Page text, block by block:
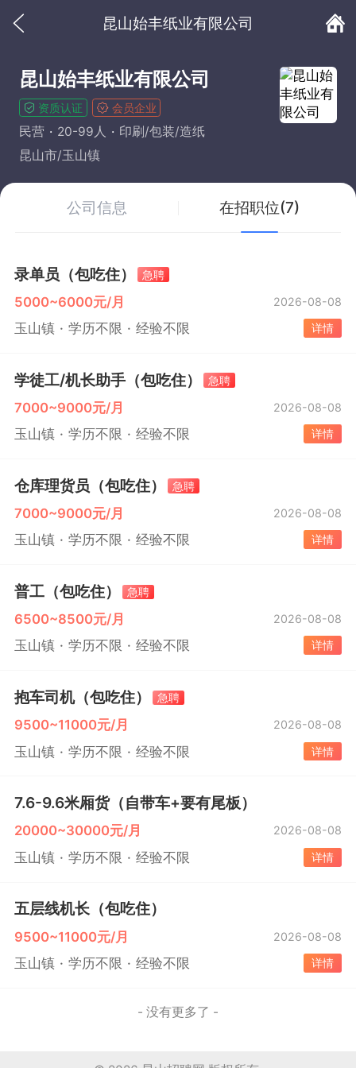
昆山始丰纸业有限公司
昆山始丰纸业有限公司
资质认证 会员企业
民营 20-99人
印刷/包装/造纸
昆山市/玉山镇
公司信息 在招职位(7)
录单员（包吃住） 急聘
5000~6000元/月 2026-08-08
玉山镇 学历不限 经验不限 详情
学徒工/机长助手（包吃住） 急聘
7000~9000元/月 2026-08-08
玉山镇 学历不限 经验不限 详情
仓库理货员（包吃住） 急聘
7000~9000元/月 2026-08-08
玉山镇 学历不限 经验不限 详情
普工（包吃住） 急聘
6500~8500元/月 2026-08-08
玉山镇 学历不限 经验不限 详情
抱车司机（包吃住） 急聘
9500~11000元/月 2026-08-08
玉山镇 学历不限 经验不限 详情
7.6-9.6米厢货（自带车+要有尾板）
20000~30000元/月 2026-08-08
玉山镇 学历不限 经验不限 详情
五层线机长（包吃住）
9500~11000元/月 2026-08-08
玉山镇 学历不限 经验不限 详情
- 没有更多了 -